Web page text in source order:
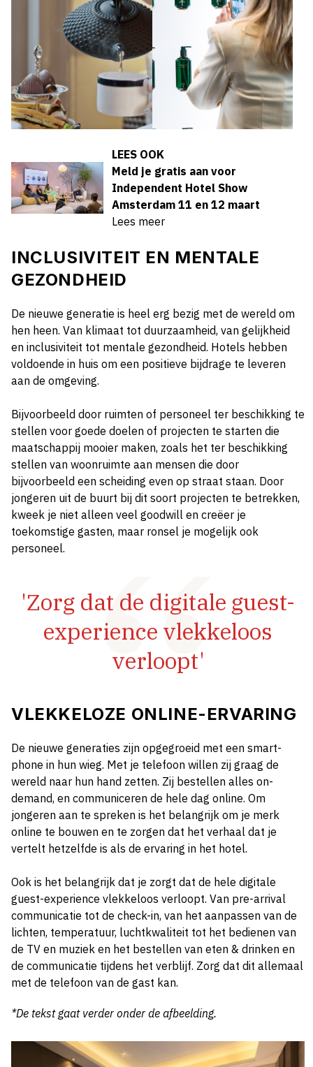
LEES OOK
Meld je gratis aan voor
Independent Hotel Show
Amsterdam 11 en 12 maart
Lees meer
INCLUSIVITEIT EN MENTALE
GEZONDHEID
De nieuwe generatie is heel erg bezig met de wereld om
hen heen. Van klimaat tot duurzaamheid, van gelijkheid
en inclusiviteit tot mentale gezondheid. Hotels hebben
voldoende in huis om een positieve bijdrage te leveren
aan de omgeving.
Bijvoorbeeld door ruimten of personeel ter beschikking te
stellen voor goede doelen of projecten te starten die
maatschappij mooier maken, zoals het ter beschikking
stellen van woonruimte aan mensen die door
bijvoorbeeld een scheiding even op straat staan. Door
jongeren uit de buurt bij dit soort projecten te betrekken,
kweek je niet alleen veel goodwill en creëer je
toekomstige gasten, maar ronsel je mogelijk ook
personeel.
'Zorg dat de digitale guest-
experience vlekkeloos
verloopt'
VLEKKELOZE ONLINE-ERVARING
De nieuwe generaties zijn opgegroeid met een smart-
phone in hun wieg. Met je telefoon willen zij graag de
wereld naar hun hand zetten. Zij bestellen alles on-
demand, en communiceren de hele dag online. Om
jongeren aan te spreken is het belangrijk om je merk
online te bouwen en te zorgen dat het verhaal dat je
vertelt hetzelfde is als de ervaring in het hotel.
Ook is het belangrijk dat je zorgt dat de hele digitale
guest-experience vlekkeloos verloopt. Van pre-arrival
communicatie tot de check-in, van het aanpassen van de
lichten, temperatuur, luchtkwaliteit tot het bedienen van
de TV en muziek en het bestellen van eten & drinken en
de communicatie tijdens het verblijf. Zorg dat dit allemaal
met de telefoon van de gast kan.
*De tekst gaat verder onder de afbeelding.